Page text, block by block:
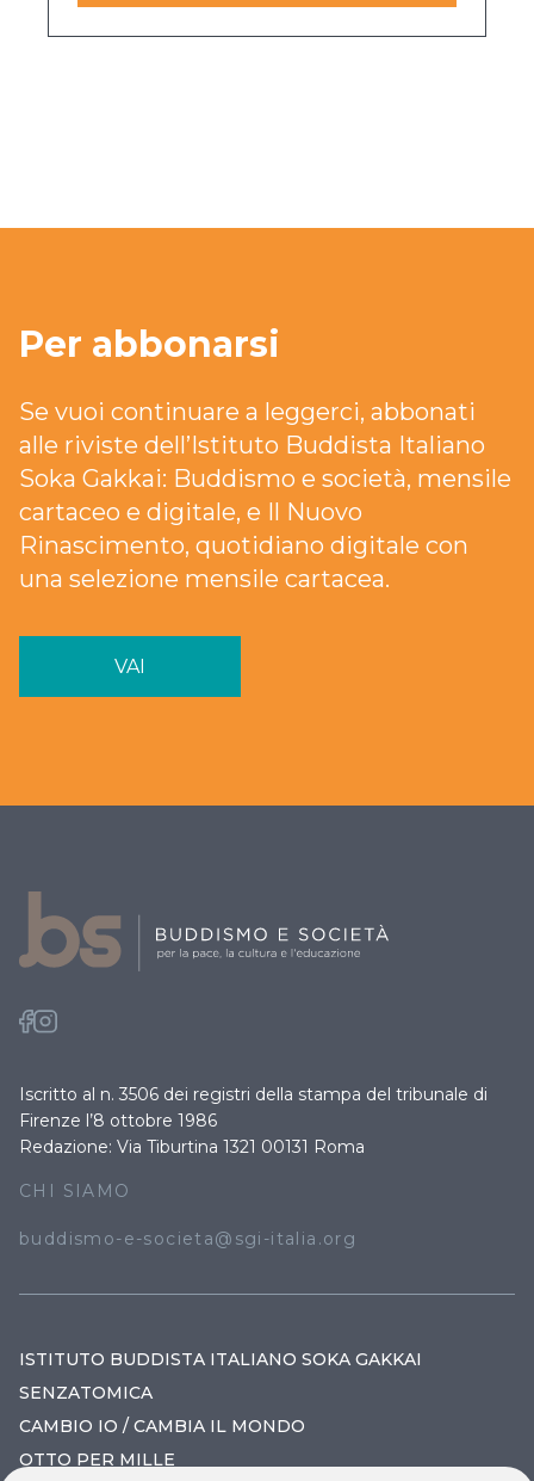
Per abbonarsi
Se vuoi continuare a leggerci, abbonati
alle riviste dell’Istituto Buddista Italiano
Soka Gakkai: Buddismo e società, mensile
cartaceo e digitale, e Il Nuovo
Rinascimento, quotidiano digitale con
una selezione mensile cartacea.
VAI
Iscritto al n. 3506 dei registri della stampa del tribunale di
Firenze l’8 ottobre 1986
Redazione: Via Tiburtina 1321 00131 Roma
CHI SIAMO
buddismo-e-societa@sgi-italia.org
ISTITUTO BUDDISTA ITALIANO SOKA GAKKAI
SENZATOMICA
CAMBIO IO / CAMBIA IL MONDO
OTTO PER MILLE